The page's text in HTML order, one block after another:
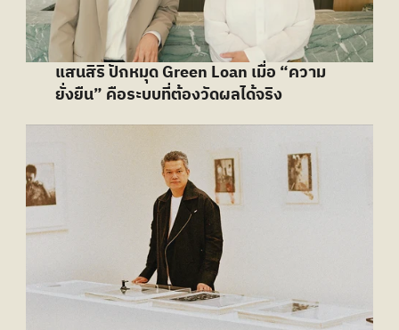
แสนสิริ ปักหมุด Green Loan เมื่อ “ความ
ยั่งยืน” คือระบบที่ต้องวัดผลได้จริง